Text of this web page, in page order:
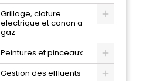
Grillage, cloture
electrique et canon a
gaz
Peintures et pinceaux
Gestion des effluents